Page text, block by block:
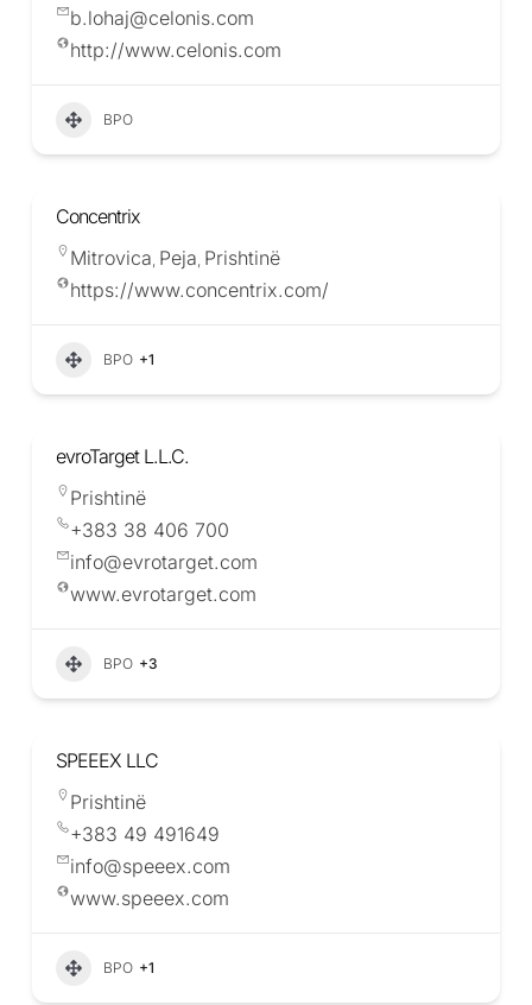
b.lohaj@celonis.com
http://www.celonis.com
BPO
Concentrix
Mitrovica, Peja, Prishtinë
https://www.concentrix.com/
BPO +1
evroTarget L.L.C.
Prishtinë
+383 38 406 700
info@evrotarget.com
www.evrotarget.com
BPO +3
SPEEEX LLC
Prishtinë
+383 49 491649
info@speeex.com
www.speeex.com
BPO +1